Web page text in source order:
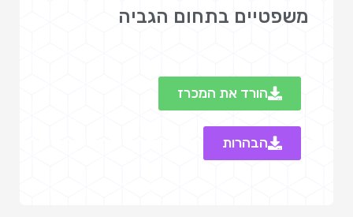
משפטיים בתחום הגביה
הורד את המכרז
הבהרות